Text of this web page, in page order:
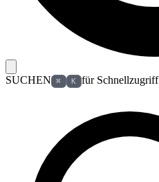
SUCHEN ⌘ K für Schnellzugriff